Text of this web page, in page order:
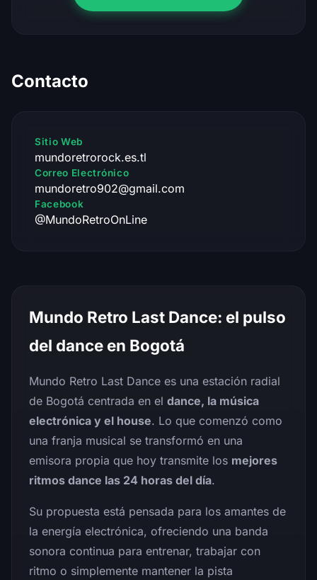
Contacto
Sitio Web
mundoretrorock.es.tl
Correo Electrónico
mundoretro902@gmail.com
Facebook
@MundoRetroOnLine
Mundo Retro Last Dance: el pulso
del dance en Bogotá
Mundo Retro Last Dance es una estación radial
de Bogotá centrada en el dance, la música
electrónica y el house. Lo que comenzó como
una franja musical se transformó en una
emisora propia que hoy transmite los mejores
ritmos dance las 24 horas del día.
Su propuesta está pensada para los amantes de
la energía electrónica, ofreciendo una banda
sonora continua para entrenar, trabajar con
ritmo o simplemente mantener la pista